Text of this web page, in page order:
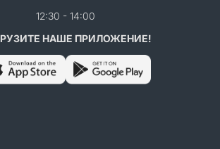
12:30 - 14:00
НАШЕ ПРИЛОЖЕНИЕ!